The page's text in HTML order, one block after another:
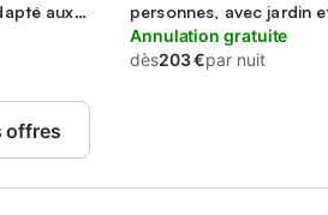
aux
personnes, avec jardin
adapté aux familles
Annulation gratuite
dès203 €par nuit
offres